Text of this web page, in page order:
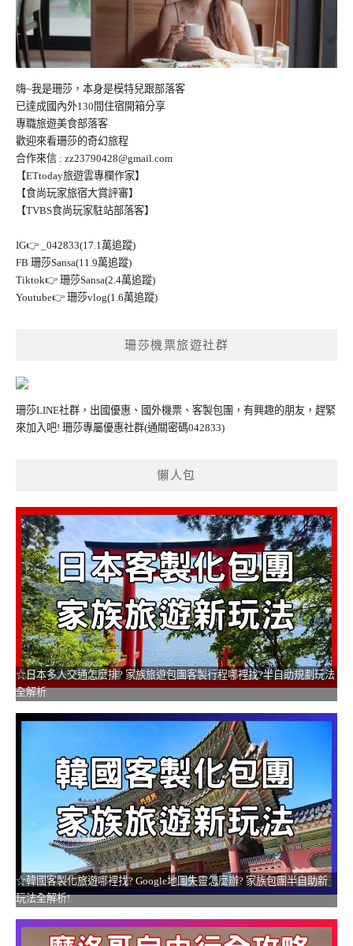
嗨~我是珊莎，本身是模特兒跟部落客
已達成國內外130間住宿開箱分享
專職旅遊美食部落客
歡迎來看珊莎的奇幻旅程
合作來信 : zz23790428@gmail.com
【ETtoday旅遊雲專欄作家】
【食尚玩家旅宿大賞評審】
【TVBS食尚玩家駐站部落客】
IG👉
_042833(17.1萬追蹤)
FB 珊莎Sansa(11.9萬追蹤)
Tiktok👉 珊莎Sansa(2.4萬追蹤)
Youtube👉 珊莎vlog(1.6萬追蹤)
珊莎機票旅遊社群
珊莎LINE社群，出國優惠、國外機票、客製包團，有興趣的朋友，趕緊
來加入吧! 珊莎專屬優惠社群(通關密碼042833)
懶人包
☆日本多人交通怎麼排? 家族旅遊包團客製行程哪裡找?半自助規劃玩法
全解析
☆韓國客製化旅遊哪裡找? Google地圖失靈怎麼辦? 家族包團半自助新
玩法全解析!